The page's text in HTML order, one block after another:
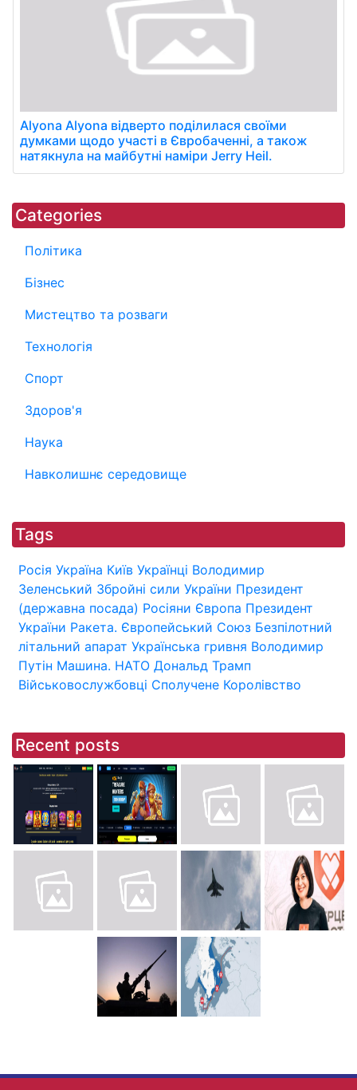
Alyona Alyona відверто поділилася своїми
думками щодо участі в Євробаченні, а також
натякнула на майбутні наміри Jerry Heil.
Categories
Політика
Бізнес
Мистецтво та розваги
Технологія
Спорт
Здоров'я
Наука
Навколишнє середовище
Tags
Росія Україна Київ Українці Володимир
Зеленський Збройні сили України Президент
(державна посада) Росіяни Європа Президент
України Ракета. Європейський Союз Безпілотний
літальний апарат Українська гривня Володимир
Путін Машина. НАТО Дональд Трамп
Військовослужбовці Сполучене Королівство
Recent posts